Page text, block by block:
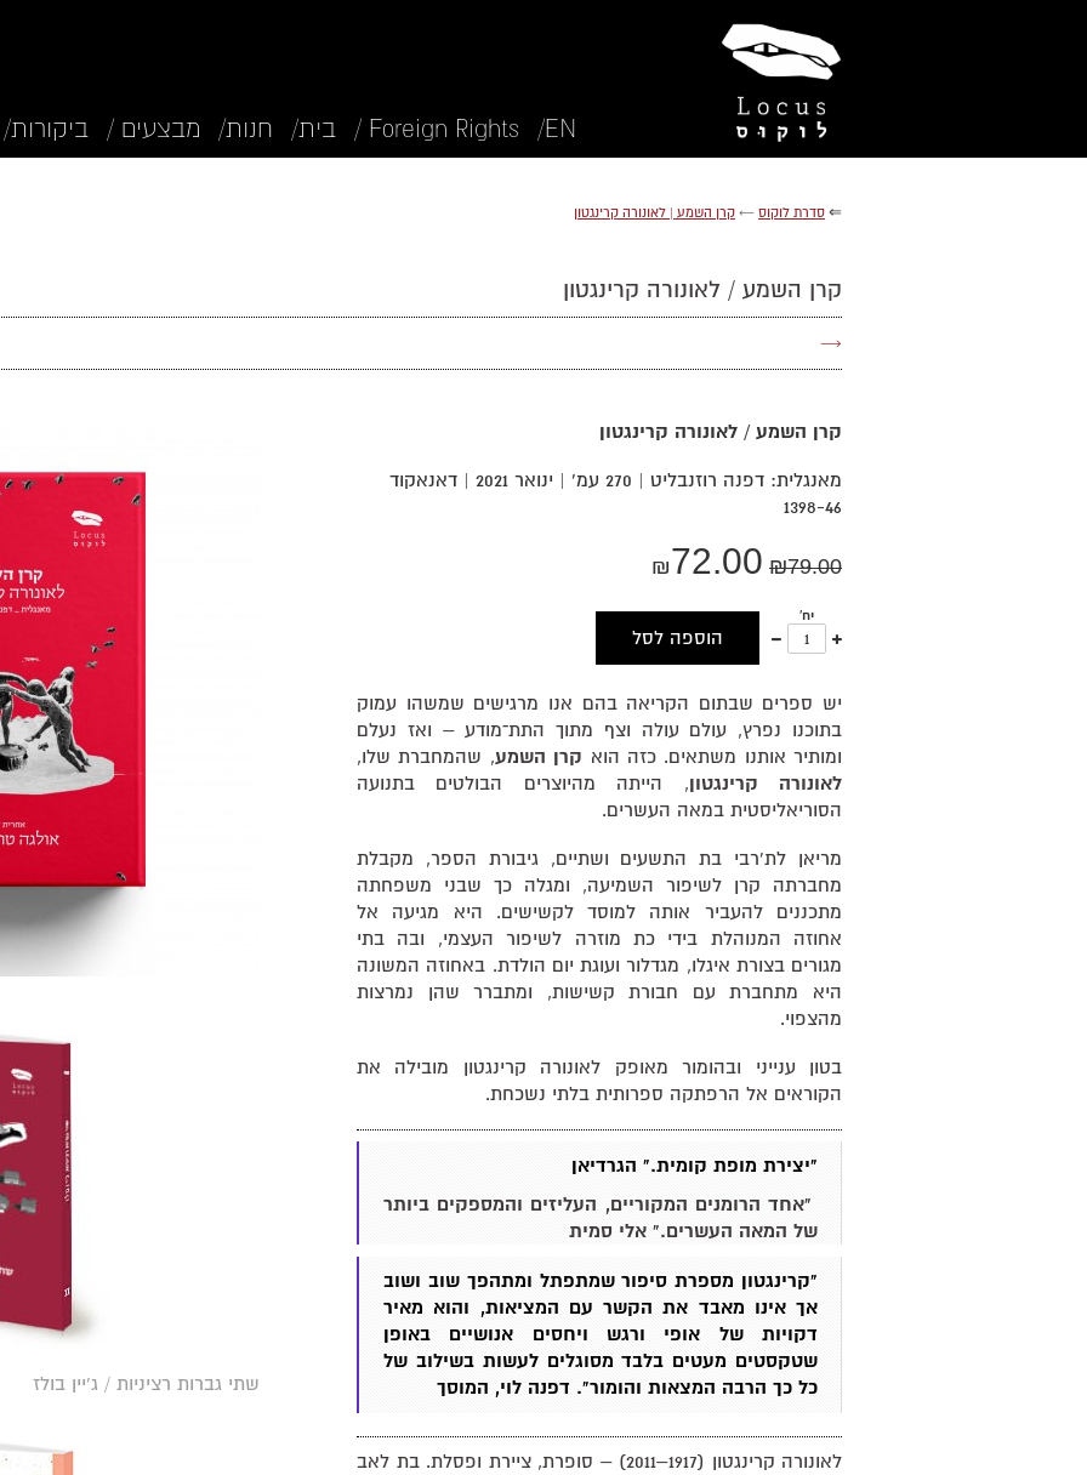
EN/
Foreign Rights / בית/ חנות/ מבצעים / ביקורות/
⇐ סדרת לוקוס ← קרן השמע | לאונורה קרינגטון
קרן השמע / לאונורה קרינגטון
→
קרן השמע / לאונורה קרינגטון
מאנגלית: דפנה רוזנבליט | 270 עמ' | ינואר 2021 | דאנאקוד
1398-46
₪79.00
₪72.00
יח'
עוד
אחד
הוספה לסל
יש ספרים שבתום הקריאה בהם אנו מרגישים שמשהו עמוק
בתוכנו נפרץ, עולם עולה וצף מתוך התת־מודע – ואז נעלם
ומותיר אותנו משתאים. כזה הוא קרן השמע, שהמחברת שלו,
לאונורה קרינגטון, הייתה מהיוצרים הבולטים בתנועה
הסוריאליסטית במאה העשרים.
מריאן לת'רבי בת התשעים ושתיים, גיבורת הספר, מקבלת
מחברתה קרן לשיפור השמיעה, ומגלה כך שבני משפחתה
מתכננים להעביר אותה למוסד לקשישים. היא מגיעה אל
אחוזה המנוהלת בידי כת מוזרה לשיפור העצמי, ובה בתי
מגורים בצורת איגלו, מגדלור ועוגת יום הולדת. באחוזה המשונה
היא מתחברת עם חבורת קשישות, ומתברר שהן נמרצות
מהצפוי.
בטון ענייני ובהומור מאופק לאונורה קרינגטון מובילה את
הקוראים אל הרפתקה ספרותית בלתי נשכחת.
"יצירת מופת קומית." הגרדיאן
"אחד הרומנים המקוריים, העליזים והמספקים ביותר
של המאה העשרים." אלי סמית
"קרינגטון מספרת סיפור שמתפתל ומתהפך שוב ושוב
אך אינו מאבד את הקשר עם המציאות, והוא מאיר
דקויות של אופי ורגש ויחסים אנושיים באופן
שטקסטים מעטים בלבד מסוגלים לעשות בשילוב של
כל כך הרבה המצאות והומור". דפנה לוי, המוסך
לאונורה קרינגטון (1917–2011) – סופרת, ציירת ופסלת. בת לאב
שתי גברות רציניות / ג'יין בולז